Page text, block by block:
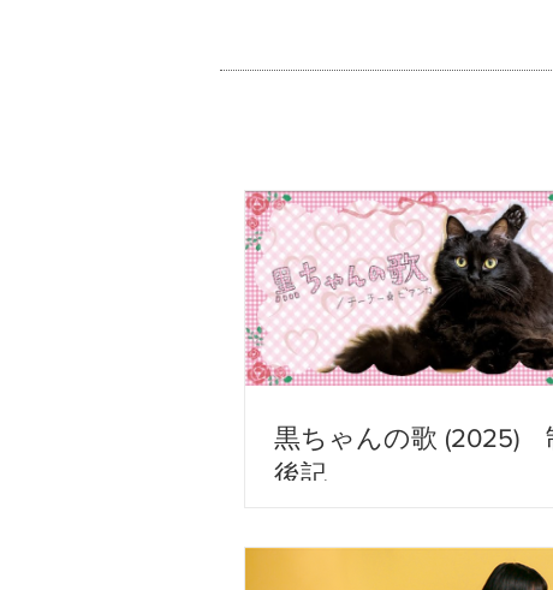
黒ちゃんの歌 (2025)
後記